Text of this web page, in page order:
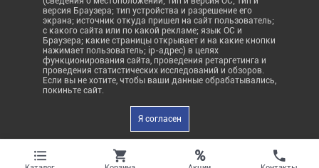
версия Браузера; тип устройства и разрешение его
экрана; источник откуда пришел на сайт пользователь;
с какого сайта или по какой рекламе; язык ОС и
Браузера; какие страницы открывает и на какие кнопки
нажимает пользователь; ip-адрес) в целях
функционирования сайта, проведения ретаргетинга и
проведения статистических исследований и обзоров.
Если вы не хотите, чтобы ваши данные обрабатывались,
покиньте сайт.
Я согласен
%